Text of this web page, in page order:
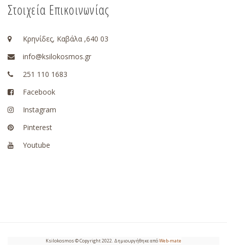
Στοιχεία Επικοινωνίας
Κρηνίδες, Καβάλα ,640 03
info@ksilokosmos.gr
251 110 1683
Facebook
Instagram
Pinterest
Youtube
Ksilokosmos © Copyright 2022. Δημιουργήθηκε απόWeb-mate